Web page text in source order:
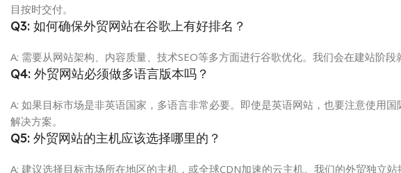
目按时交付。
Q3: 如何确保外贸网站在谷歌上有好排名？
A: 需要从网站架构、内容质量、技术SEO等多方面进行谷歌优化。我们会在建站阶段
Q4: 外贸网站必须做多语言版本吗？
A: 如果目标市场是非英语国家，多语言非常必要。即使是英语网站，也要注意使用
解决方案。
Q5: 外贸网站的主机应该选择哪里的？
A: 建议选择目标市场所在地区的主机，或全球CDN加速的云主机。我们的外贸独立